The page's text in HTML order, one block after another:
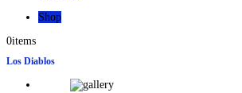
Shop
0items
Los Diablos